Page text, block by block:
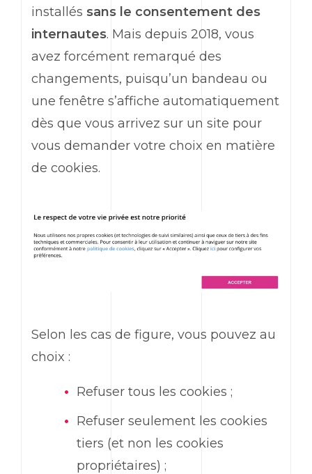
installés sans le consentement des
internautes. Mais depuis 2018, vous
avez forcément remarqué des
changements, puisqu’un bandeau ou
une fenêtre s’affiche automatiquement
dès que vous arrivez sur un site pour
vous demander votre choix en matière
de cookies.
Selon les cas de figure, vous pouvez au
choix :
Refuser tous les cookies ;
Refuser seulement les cookies
tiers (et non les cookies
propriétaires) ;